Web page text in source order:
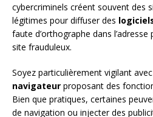
cybercriminels créent souvent des
légitimes pour diffuser des
faute d’orthographe dans
site frauduleux.
Soyez particulièrement vigilant
navigateur proposant des
Bien que pratiques, certaines
de navigation ou injecter des